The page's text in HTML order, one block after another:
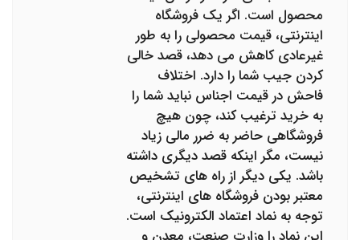
محصول است. اگر یک فروشگاه
اینترنتی، قیمت محصولی را به طور
غیرعادی کاهش می دهد، قصد خالی
کردن جیب شما را دارد. اختلاف
فاحش در قیمت اجناس نباید شما را
به خرید ترغیب کند، چون هیچ
فروشگاهی حاضر به ضرر مالی زیاد
نیست، مگر اینکه قصد دیگری داشته
باشد. یکی دیگر از راه های تشخیص
معتبر بودن فروشگاه های اینترنتی،
توجه به نماد اعتماد الکترونیک است.